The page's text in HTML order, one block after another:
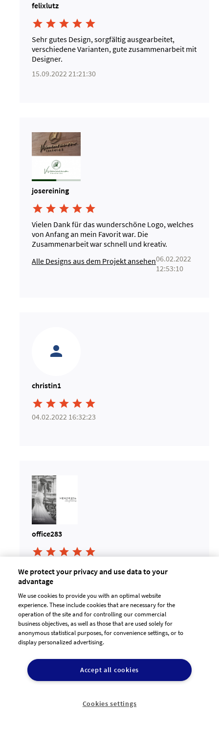
felixlutz
    
Sehr gutes Design, sorgfältig ausgearbeitet,
verschiedene Varianten, gute zusammenarbeit mit
Designer.
15.09.2022 21:21:30
josereining
    
Vielen Dank für das wunderschöne Logo, welches
von Anfang an mein Favorit war. Die
Zusammenarbeit war schnell und kreativ.
Alle Designs aus dem Projekt ansehen06.02.2022
12:53:10
christin1
    
04.02.2022 16:32:23
office283
    
09:36:56

We protect your privacy and use data to your
advantage
We use cookies to provide you with an optimal website
experience. These include cookies that are necessary for the
operation of the site and for controlling our commercial
business objectives, as well as those that are used solely for
anonymous statistical purposes, for convenience settings, or to
display personalized advertising.
Accept all cookies
Cookies settings